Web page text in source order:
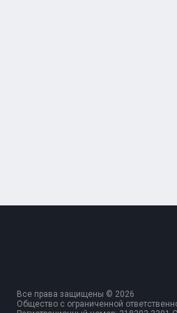
Все права защищены © 2026
Общество с ограниченной